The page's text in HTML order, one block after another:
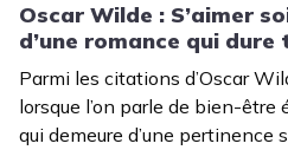
Oscar Wilde : S’aimer
d’une romance qui dure
Parmi les citations d’Oscar
lorsque l’on parle de bien-
qui demeure d’une pertinence